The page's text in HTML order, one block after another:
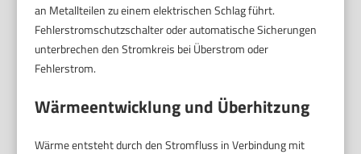
an Metallteilen zu einem elektrischen Schlag führt.
Fehlerstromschutzschalter oder automatische Sicherungen
unterbrechen den Stromkreis bei Überstrom oder
Fehlerstrom.
Wärmeentwicklung und Überhitzung
Wärme entsteht durch den Stromfluss in Verbindung mit